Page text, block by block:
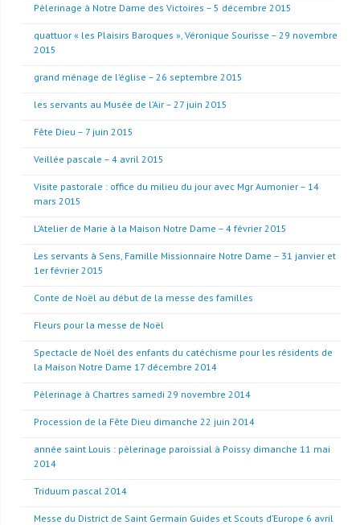
Pèlerinage à Notre Dame des Victoires – 5 décembre 2015
quattuor « les Plaisirs Baroques », Véronique Sourisse – 29 novembre
2015
grand ménage de l’église – 26 septembre 2015
les servants au Musée de l’Air – 27 juin 2015
Fête Dieu – 7 juin 2015
Veillée pascale – 4 avril 2015
Visite pastorale : office du milieu du jour avec Mgr Aumonier – 14
mars 2015
L’Atelier de Marie à la Maison Notre Dame – 4 février 2015
Les servants à Sens, Famille Missionnaire Notre Dame – 31 janvier et
1er février 2015
Conte de Noël au début de la messe des familles
Fleurs pour la messe de Noël
Spectacle de Noël des enfants du catéchisme pour les résidents de
la Maison Notre Dame 17 décembre 2014
Pèlerinage à Chartres samedi 29 novembre 2014
Procession de la Fête Dieu dimanche 22 juin 2014
année saint Louis : pèlerinage paroissial à Poissy dimanche 11 mai
2014
Triduum pascal 2014
Messe du District de Saint Germain Guides et Scouts d’Europe 6 avril